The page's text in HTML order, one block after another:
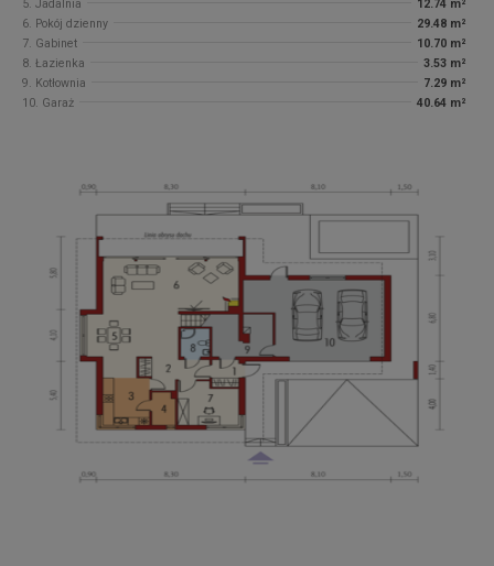
5. Jadalnia
12.74 m²
6. Pokój dzienny
29.48 m²
7. Gabinet
10.70 m²
8. Łazienka
3.53 m²
9. Kotłownia
7.29 m²
10. Garaż
40.64 m²